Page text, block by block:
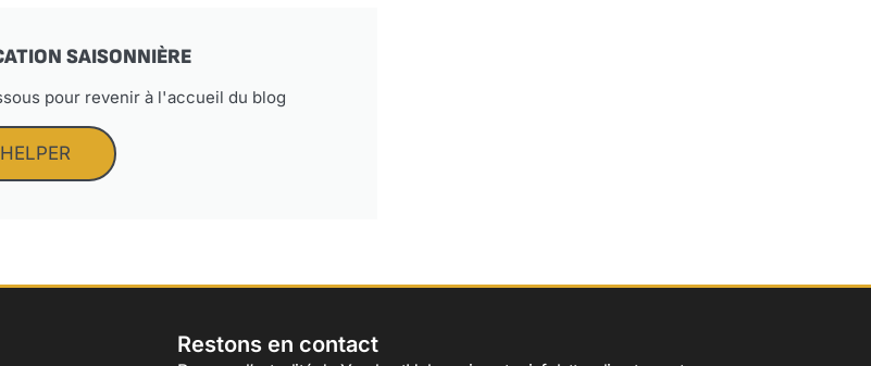
SAISONNIÈRE
pour revenir à l'accueil du blog
Restons en contact